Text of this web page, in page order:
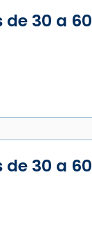
30 a 60
30 a 60